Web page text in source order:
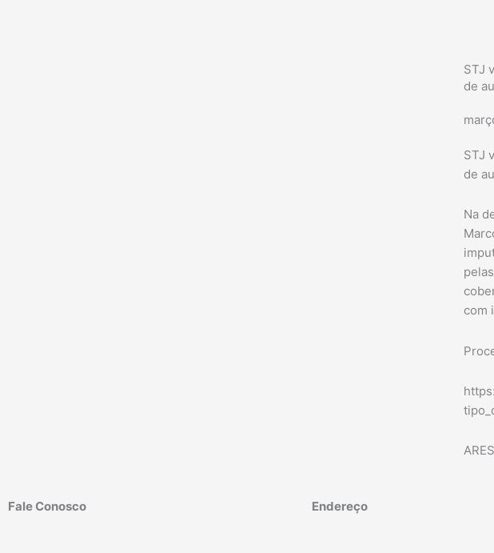
STJ
de
STJ
de
Na
com
Fale Conosco Endereço